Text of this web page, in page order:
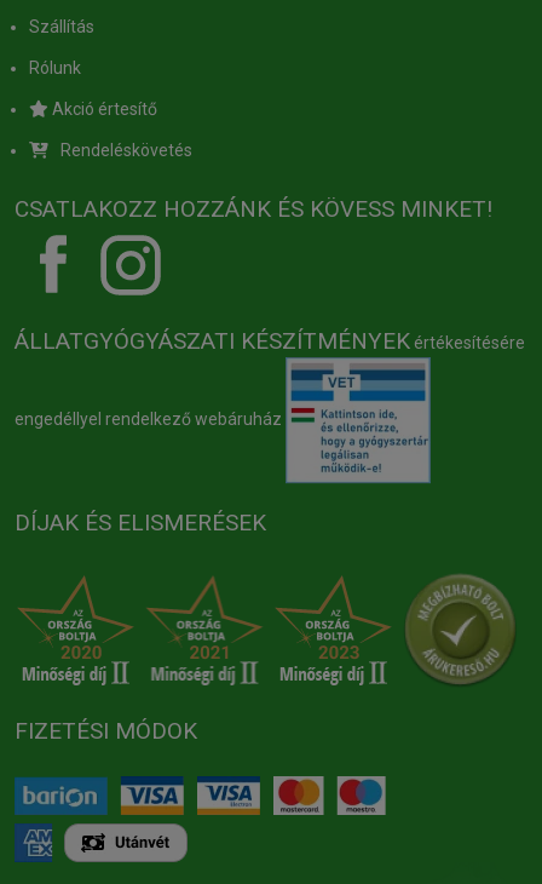
Szállítás
Rólunk
Akció értesítő
Rendeléskövetés
CSATLAKOZZ HOZZÁNK ÉS KÖVESS MINKET!
ÁLLATGYÓGYÁSZATI KÉSZÍTMÉNYEK értékesítésére
engedéllyel rendelkező webáruház
DÍJAK ÉS ELISMERÉSEK
FIZETÉSI MÓDOK